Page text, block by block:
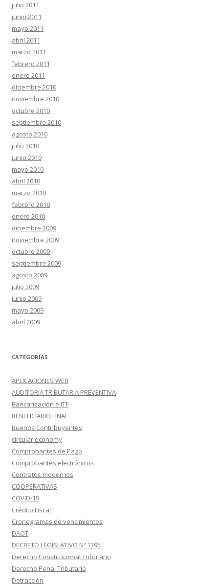
julio 2011
junio 2011
mayo 2011
abril 2011
marzo 2011
febrero 2011
enero 2011
diciembre 2010
noviembre 2010
octubre 2010
septiembre 2010
agosto 2010
julio 2010
junio 2010
mayo 2010
abril 2010
marzo 2010
febrero 2010
enero 2010
diciembre 2009
noviembre 2009
octubre 2009
septiembre 2009
agosto 2009
julio 2009
junio 2009
mayo 2009
abril 2009
CATEGORÍAS
APLICACIONES WEB
AUDITORIA TRIBUTARIA PREVENTIVA
Bancarización e ITF
BENEFICIARIO FINAL
Buenos Contribuyentes
circular economy
Comprobantes de Pago
Comprobantes electrónicos
Contratos modernos
COOPERATIVAS
COVID-19
Crédito Fiscal
Cronogramas de vencimientos
DAOT
DECRETO LEGISLATIVO Nº 1395
Derecho Constitucional Tributario
Derecho Penal Tributario
Detracción